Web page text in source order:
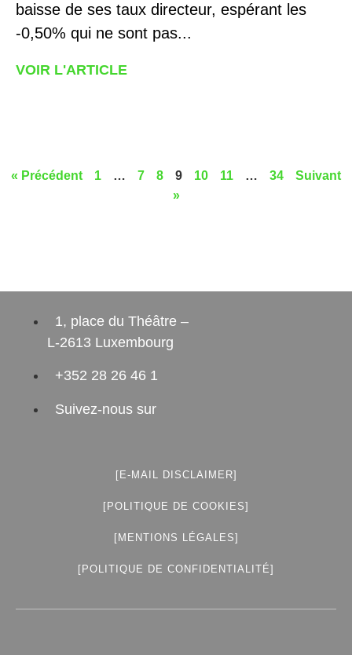
baisse de ses taux directeur, espérant les
-0,50% qui ne sont pas...
VOIR L'ARTICLE
« Précédent 1 … 7 8 9 10 11 … 34
Suivant
»
1, place du Théâtre –
L-2613 Luxembourg
+352 28 26 46 1
Suivez-nous sur
[E-MAIL DISCLAIMER]
[POLITIQUE DE COOKIES]
[MENTIONS LÉGALES]
[POLITIQUE DE CONFIDENTIALITÉ]